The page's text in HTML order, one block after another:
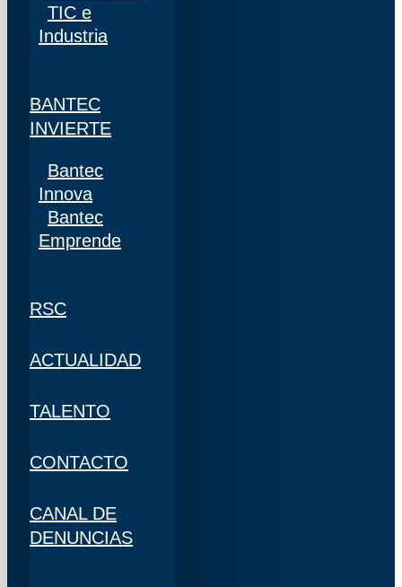
TIC e
Industria
BANTEC
INVIERTE
Bantec
Innova
Bantec
Emprende
RSC
ACTUALIDAD
TALENTO
CONTACTO
CANAL DE
DENUNCIAS